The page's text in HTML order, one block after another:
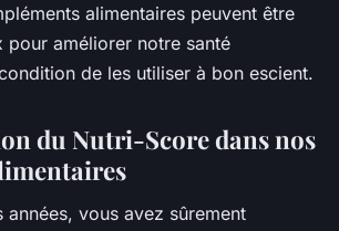
alimentaires peuvent être
pour améliorer notre santé
de les utiliser à bon escient.
du Nutri-Score dans nos
années, vous avez sûrement